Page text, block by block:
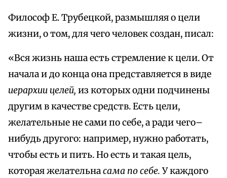
Философ Е. Трубецкой, размышляя о цели
жизни, о том, для чего человек создан, писал:
«Вся жизнь наша есть стремление к цели. От
начала и до конца она представляется в виде
иерархии целей, из которых одни подчинены
другим в качестве средств. Есть цели,
желательные не сами по себе, а ради чего–
нибудь другого: например, нужно работать,
чтобы есть и пить. Но есть и такая цель,
которая желательнасама по себе.У каждого